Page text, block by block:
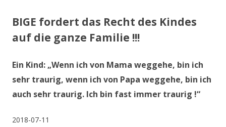
BIGE fordert das Recht des Kindes
auf die ganze Familie !!!
Ein Kind: „Wenn ich von Mama weggehe, bin ich
sehr traurig, wenn ich von Papa weggehe, bin ich
auch sehr traurig. Ich bin fast immer traurig !“
2018-07-11